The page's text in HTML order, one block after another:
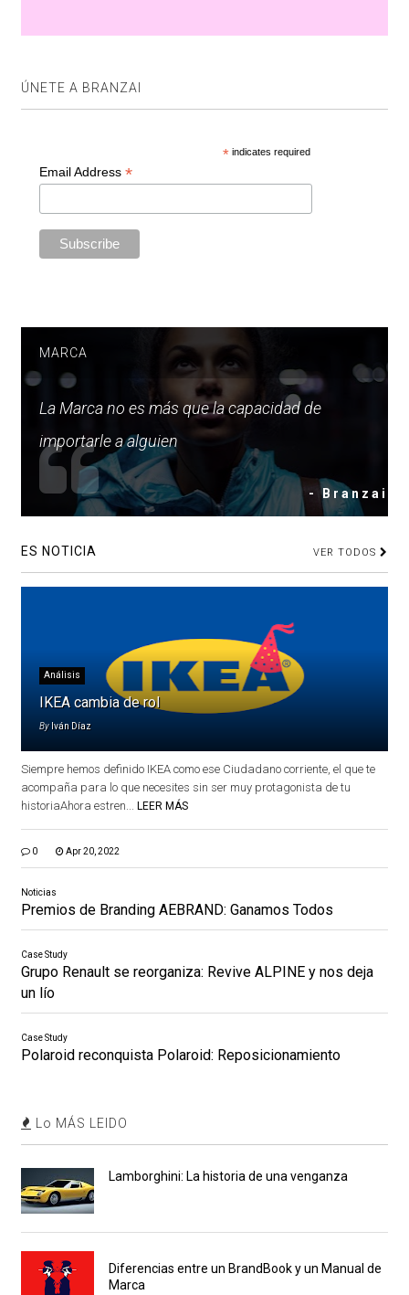
ÚNETE A BRANZAI
* indicates required
Email Address *
MARCA
La Marca no es más que la capacidad de
importarle a alguien
- Branzai
ES NOTICIA VER TODOS
Análisis
IKEA cambia de rol
By Iván Díaz
Siempre hemos definido IKEA como ese Ciudadano corriente, el que te
acompaña para lo que necesites sin ser muy protagonista de tu
historiaAhora estren... LEER MÁS
0 Apr 20, 2022
Noticias
Premios de Branding AEBRAND: Ganamos Todos
Case Study
Grupo Renault se reorganiza: Revive ALPINE y nos deja
un lío
Case Study
Polaroid reconquista Polaroid: Reposicionamiento
Lo MÁS LEIDO
Lamborghini: La historia de una venganza
Diferencias entre un BrandBook y un Manual de
Marca